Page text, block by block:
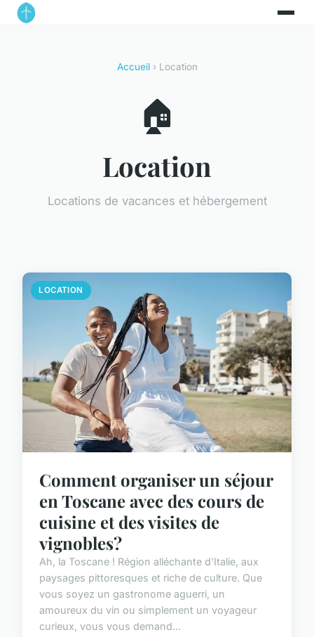
Accueil› Location
🏠
Location
Locations de vacances et hébergement
LOCATION
Comment organiser un séjour
en Toscane avec des cours de
cuisine et des visites de
vignobles?
Ah, la Toscane ! Région alléchante d'Italie, aux
paysages pittoresques et riche de culture. Que
vous soyez un gastronome aguerri, un
amoureux du vin ou simplement un voyageur
curieux, vous vous demand...